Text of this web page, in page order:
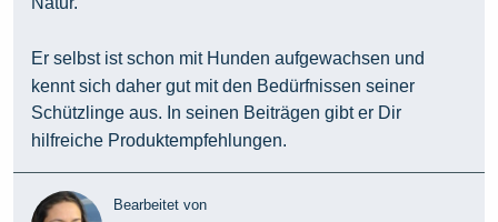
Er selbst ist schon mit Hunden aufgewachsen und
kennt sich daher gut mit den Bedürfnissen seiner
Schützlinge aus. In seinen Beiträgen gibt er Dir
hilfreiche Produktempfehlungen.
Bearbeitet von